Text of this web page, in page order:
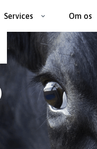
Services Om os